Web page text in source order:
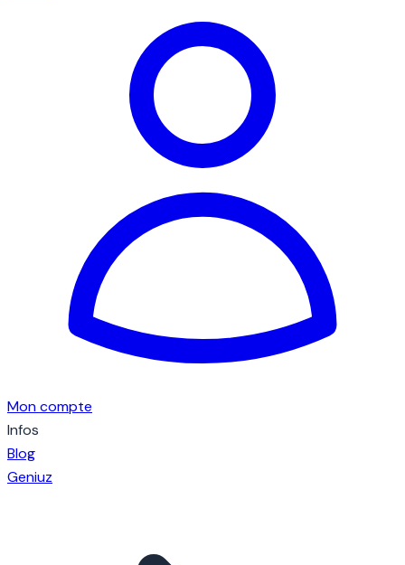
Mon compte
Infos
Blog
Geniuz